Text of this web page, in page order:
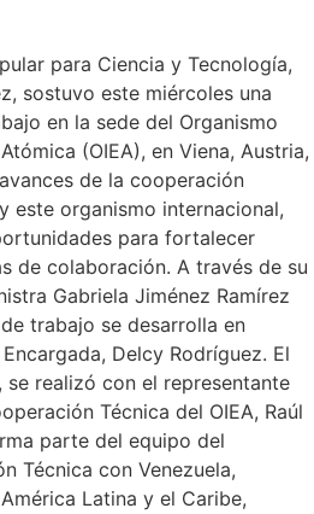
para Ciencia y Tecnología,
sostuvo este miércoles una
en la sede del Organismo
(OIEA), en Viena, Austria,
de la cooperación
este organismo internacional,
para fortalecer
de colaboración. A través de su
Gabriela Jiménez Ramírez
trabajo se desarrolla en
Delcy Rodríguez. El
realizó con el representante
Técnica del OIEA, Raúl
parte del equipo del
Técnica con Venezuela,
Latina y el Caribe,